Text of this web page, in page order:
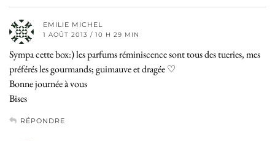
EMILIE MICHEL
1 AOÛT 2013 / 10 H 29 MIN
Sympa cette box:) les parfums réminiscence sont tous des tueries, mes
préférés les gourmands; guimauve et dragée ♡
Bonne journée à vous
Bises
RÉPONDRE